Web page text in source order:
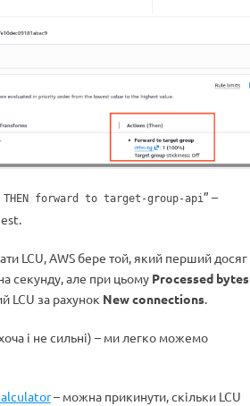
forward to target-group-api” –
LCU, AWS бере той, який перший досяг
секунду, але при цьому Processed bytes
LCU за рахунок New connections.
і не сильні) – ми легко можемо
– можна прикинути, скільки LCU